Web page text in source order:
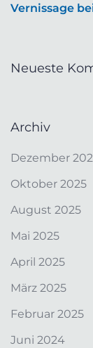
Vernissage
Neueste
Archiv
Dezember
Oktober 2025
August 2025
Mai 2025
April 2025
März 2025
Februar 2025
Juni 2024